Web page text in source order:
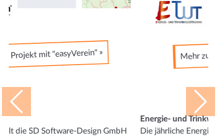
Mehr zum Projekt mit "ETWT" »
Energie- und Trinkwasser Tagung
Die jährliche Energie- und Trinkwasser Tagung
Previous Next